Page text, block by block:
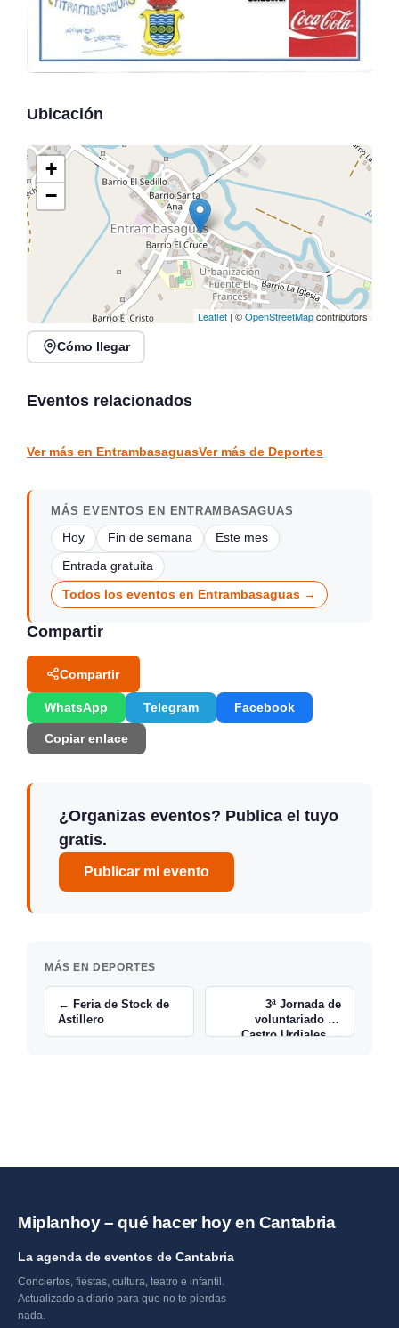
Ubicación
+
−
Leaflet | ©OpenStreetMapcontributors
Cómo llegar
Eventos relacionados
Run Club y Cata de
Santander
Ver más en EntrambasaguasVer más de Deportes
MÁS EVENTOS EN ENTRAMBASAGUAS
Hoy Fin de semana Este mes
Entrada gratuita
Todos los eventos en Entrambasaguas →
Compartir
Compartir
WhatsApp Telegram Facebook
Copiar enlace
¿Organizas eventos? Publica el tuyo
gratis.
Publicar mi evento
MÁS EN DEPORTES
← Feria de Stock de
Astillero
3ª Jornada de
voluntariado en
Castro Urdiales →
Miplanhoy – qué hacer hoy en Cantabria
La agenda de eventos de Cantabria
Conciertos, fiestas, cultura, teatro e infantil.
Actualizado a diario para que no te pierdas
nada.